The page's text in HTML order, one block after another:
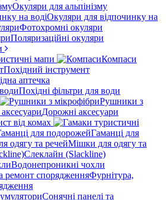
Окуляри для альпінізму
Окуляри для відпочинку на
Фотохромні окуляри
Поляризаційні окуляри
мапи
Компаси
Похідний інструмент
аптечка
Похідні фільтри для води
Рушники з
Дорожні аксесуари
від комах
Гаманці для
Мішки для одягу та
Слеклайн (Slackline)
Водонепроникні чохли
Фурнітура,
Сонячні панелі та